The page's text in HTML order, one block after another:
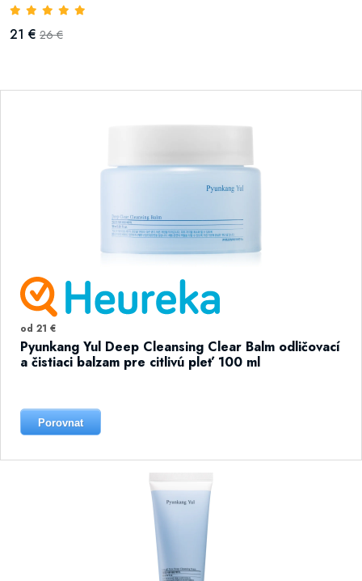
21 € 26 €
od 21 €
Pyunkang Yul Deep Cleansing Clear Balm odličovací
a čistiaci balzam pre citlivú pleť 100 ml
Porovnat